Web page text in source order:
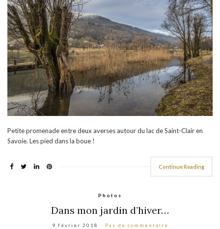
Petite promenade entre deux averses autour du lac de Saint-Clair en
Savoie. Les pied dans la boue !
Continue Reading
Photos
Dans mon jardin d’hiver…
9 février 2018 Pas de commentaire